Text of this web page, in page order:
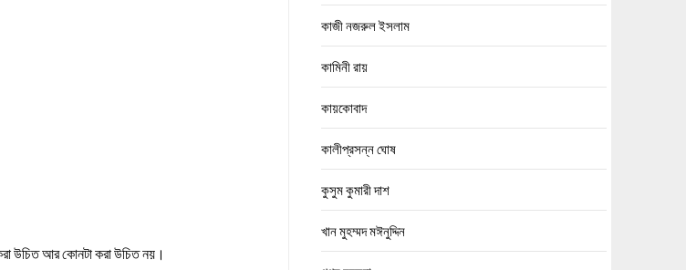
উচিত আর কোনটা করা উচিত নয়।
কাজী নজরুল ইসলাম
কামিনী রায়
কায়কোবাদ
কালীপ্রসন্ন ঘোষ
কুসুম কুমারী দাশ
খান মুহম্মদ মঈনুদ্দিন